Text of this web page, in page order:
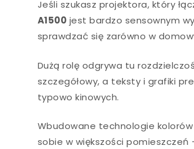
Jeśli szukasz projektora, który
A1500 jest bardzo sensownym
sprawdzać się zarówno w
Dużą rolę odgrywa tu
szczegółowy, a teksty i grafiki
typowo kinowych.
Wbudowane technologie
sobie w większości